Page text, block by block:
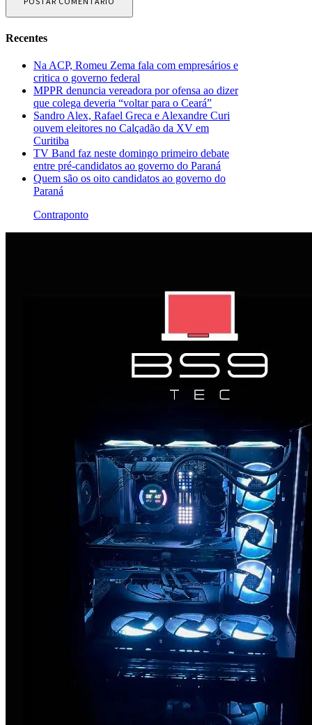
Recentes
Na ACP, Romeu Zema fala com empresários e
critica o governo federal
MPPR denuncia vereadora por ofensa ao dizer
que colega deveria “voltar para o Ceará”
Sandro Alex, Rafael Greca e Alexandre Curi
ouvem eleitores no Calçadão da XV em
Curitiba
TV Band faz neste domingo primeiro debate
entre pré-candidatos ao governo do Paraná
Quem são os oito candidatos ao governo do
Paraná
Contraponto